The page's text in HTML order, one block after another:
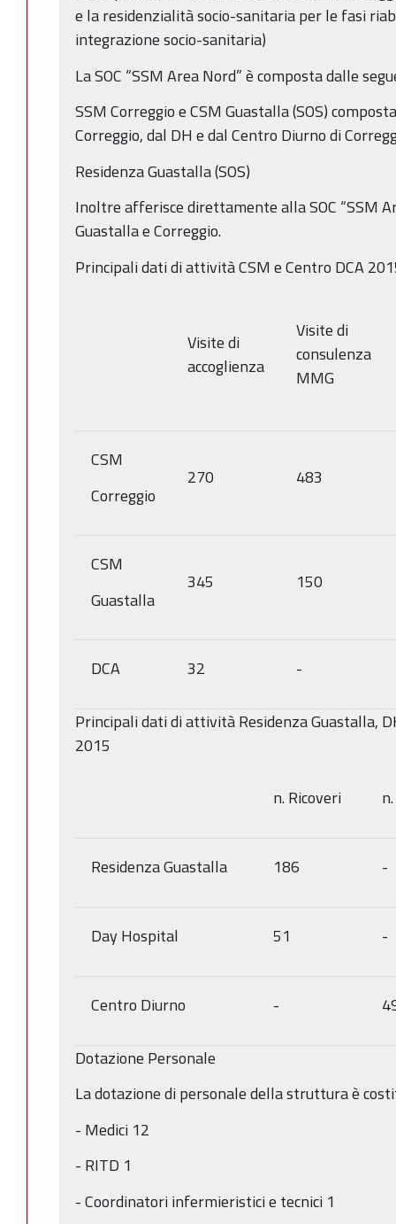
e la residenzialità socio-sanitaria per le fasi
integrazione socio-sanitaria)
La SOC “SSM Area Nord” è composta dalle
SSM Correggio e CSM Guastalla (SOS)
Correggio, dal DH e dal Centro Diurno di
Residenza Guastalla (SOS)
Inoltre afferisce direttamente alla SOC “SSM
Guastalla e Correggio.
Principali dati di attività CSM e Centro DCA
Visite di
accoglienza
Visite di
consulenza
MMG
CSM
Correggio
270 483
CSM
Guastalla
345 150
DCA 32 -
Principali dati di attività Residenza Guastalla,
2015
n. Ricoveri
Residenza Guastalla 186 -
Day Hospital 51 -
Centro Diurno -
Dotazione Personale
La dotazione di personale della struttura è
- Medici 12
- RITD 1
- Coordinatori infermieristici e tecnici 1